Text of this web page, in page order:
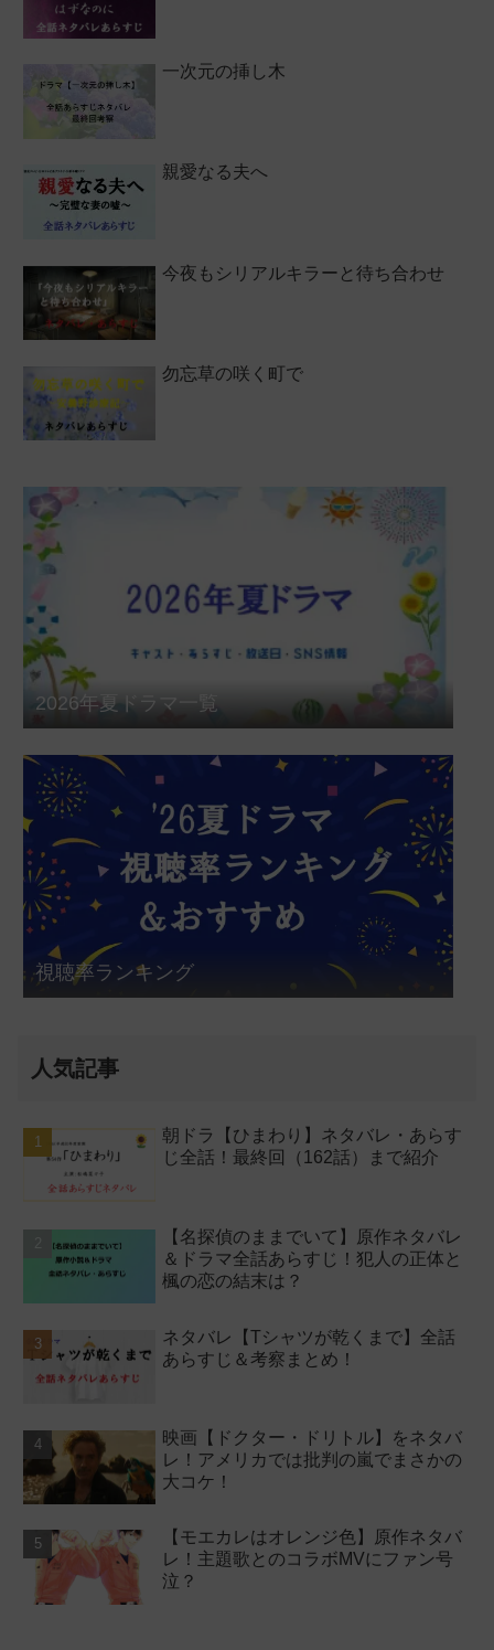
一次元の挿し木
親愛なる夫へ
今夜もシリアルキラーと待ち合わせ
勿忘草の咲く町で
2026年夏ドラマ一覧
視聴率ランキング
人気記事
朝ドラ【ひまわり】ネタバレ・あらす
じ全話！最終回（162話）まで紹介
【名探偵のままでいて】原作ネタバレ
＆ドラマ全話あらすじ！犯人の正体と
楓の恋の結末は？
ネタバレ【Tシャツが乾くまで】全話
あらすじ＆考察まとめ！
映画【ドクター・ドリトル】をネタバ
レ！アメリカでは批判の嵐でまさかの
大コケ！
【モエカレはオレンジ色】原作ネタバ
レ！主題歌とのコラボMVにファン号
泣？